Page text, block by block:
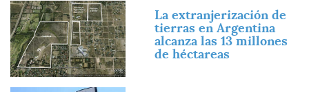
Imagen
La extranjerización de
tierras en Argentina
alcanza las 13 millones
de héctareas